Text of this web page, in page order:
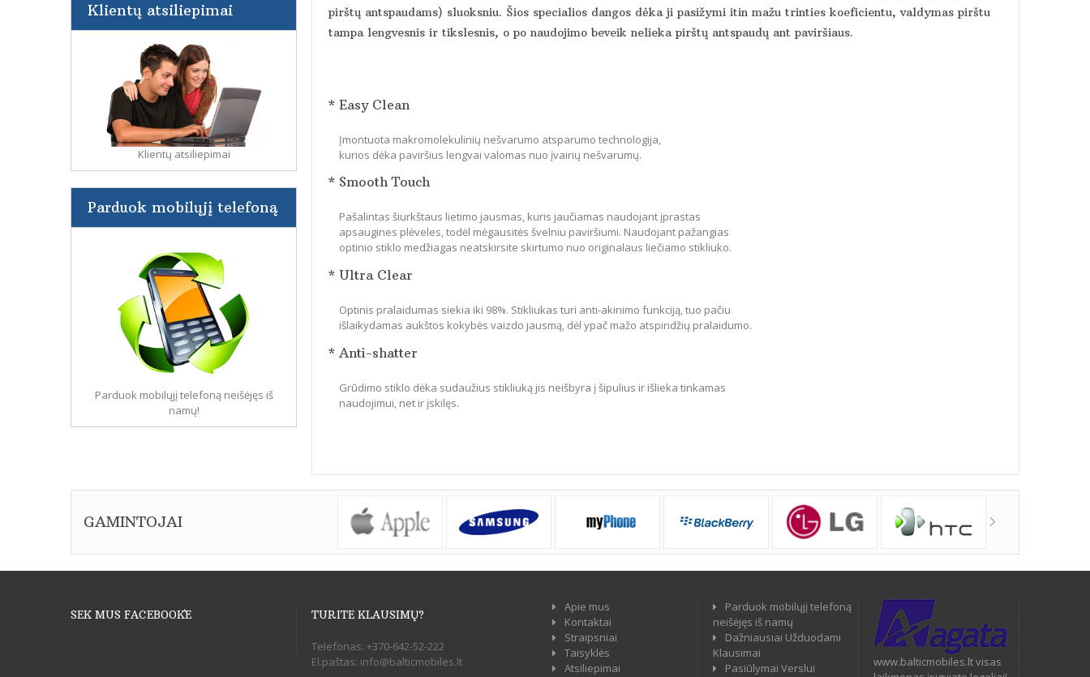
Klientų atsiliepimai
Klientų atsiliepimai
Parduok mobilųjį telefoną
Parduok mobilųjį telefoną neišėjęs iš
namų!
pirštų antspaudams) sluoksniu. Šios specialios dangos dėka ji pasižymi itin mažu trinties koeficientu, valdymas pirštu
tampa lengvesnis ir tikslesnis, o po naudojimo beveik nelieka pirštų antspaudų ant paviršiaus.
* Easy Clean
Įmontuota makromolekulinių nešvarumo atsparumo technologija,
kurios dėka paviršius lengvai valomas nuo įvairių nešvarumų.
* Smooth Touch
Pašalintas šiurkštaus lietimo jausmas, kuris jaučiamas naudojant įprastas
apsaugines plėveles, todėl mėgausitės švelniu paviršiumi. Naudojant pažangias
optinio stiklo medžiagas neatskirsite skirtumo nuo originalaus liečiamo stikliuko.
* Ultra Clear
Optinis pralaidumas siekia iki 98%. Stikliukas turi anti-akinimo funkciją, tuo pačiu
išlaikydamas aukštos kokybės vaizdo jausmą, dėl ypač mažo atspindžių pralaidumo.
* Anti-shatter
Grūdimo stiklo dėka sudaužius stikliuką jis neišbyra į šipulius ir išlieka tinkamas
naudojimui, net ir įskilęs.
GAMINTOJAI
SEK MUS FACEBOOK`E TURITE KLAUSIMŲ?
Telefonas: +370-642-52-222
El.paštas: info@balticmobiles.lt
Apie mus
Kontaktai
Straipsniai
Taisyklės
Atsiliepimai
Parduok mobilųjį telefoną
neišėjęs iš namų
Dažniausiai Užduodami
Klausimai
Pasiūlymai Verslui
www.balticmobiles.lt visas